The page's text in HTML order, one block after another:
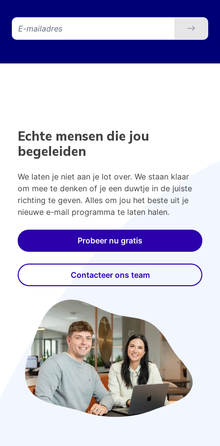
Echte mensen die jou
begeleiden
We laten je niet aan je lot over. We staan klaar
om mee te denken of je een duwtje in de juiste
richting te geven. Alles om jou het beste uit je
nieuwe e-mail programma te laten halen.
Probeer nu gratis
Contacteer ons team